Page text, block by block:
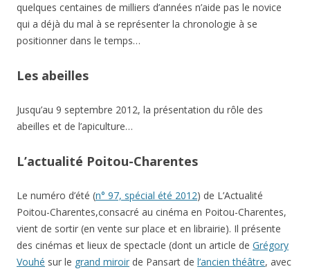
quelques centaines de milliers d’années n’aide pas le novice
qui a déjà du mal à se représenter la chronologie à se
positionner dans le temps…
Les abeilles
Jusqu’au 9 septembre 2012, la présentation du rôle des
abeilles et de l’apiculture…
L’actualité Poitou-Charentes
Le numéro d’été (n° 97, spécial été 2012) de L’Actualité
Poitou-Charentes,consacré au cinéma en Poitou-Charentes,
vient de sortir (en vente sur place et en librairie). Il présente
des cinémas et lieux de spectacle (dont un article de Grégory
Vouhé sur le grand miroir de Pansart de l’ancien théâtre, avec